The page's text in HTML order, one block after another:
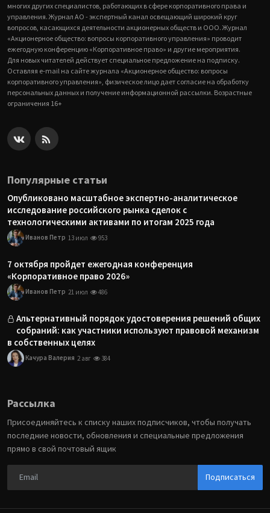
многих других специалистов, работающих в сфере корпоративного права и
управления. Журнал АО - экспертный канал освещающий широкий круг
вопросов, касающихся деятельности акционерных обществ и ООО. Журнал
«Акционерное общество: вопросы корпоративного управления» проводит
ежегодную конференцию «Корпоративное право» и другие мероприятия.
Для новых читателей действует специальное предложение на подписку.
Оставляя e-mail на сайте журнала «Акционерное общество: вопросы
корпоративного управления», физическое лицо дает согласие на обработку
персональных данных и получение информационной рассылки. Возрастные
ограничения 16+
Популярные статьи
Опубликовано масштабное экспертно-аналитическое
исследование российского рынка сделок с
технологическими активами по итогам 2025 года
Иванов Петр 13 июл 953
7 октября пройдет ежегодная конференция
«Корпоративное право 2026»
Иванов Петр 21 июл 486
Альтернативный порядок удостоверения решений общих
собраний: как участники используют правовой механизм
в собственных целях
Качура Валерия 2 авг 384
Рассылка
Присоединяйтесь к списку наших подписчиков, чтобы получать
последние новости, обновления и специальные предложения
прямо в свой почтовый ящик
Подписаться